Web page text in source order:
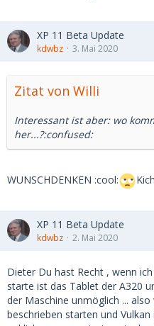
XP 11 Beta Update
kdwbz 3. Mai 2020
Zitat von Willi
Interessant ist aber: wo
her...?:confused:
WUNSCHDENKEN :cool:
XP 11 Beta Update
kdwbz 2. Mai 2020
Dieter Du hast Recht , wenn
starte ist das Tablet der A320
der Maschine unmöglich ...
beschrieben starten und